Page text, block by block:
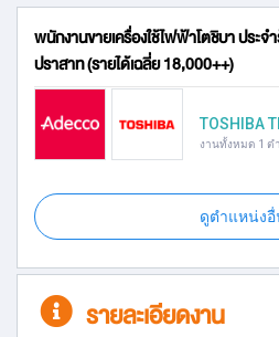
พนักงานขายเครื่องใช้ไฟฟ้าโตชิบา ประจ
ปราสาท (รายได้เฉลี่ย 18,000++)
TOSHIBA
งานทั้งหมด 1 ต
ดูตำแหน่งอื่
รายละเอียดงาน